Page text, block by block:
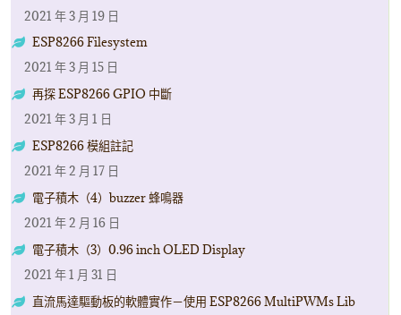
2021 年 3 月 19 日
ESP8266 Filesystem
2021 年 3 月 15 日
再探 ESP8266 GPIO 中斷
2021 年 3 月 1 日
ESP8266 模組註記
2021 年 2 月 17 日
電子積木（4）buzzer 蜂鳴器
2021 年 2 月 16 日
電子積木（3）0.96 inch OLED Display
2021 年 1 月 31 日
直流馬達驅動板的軟體實作－使用 ESP8266 MultiPWMs Lib